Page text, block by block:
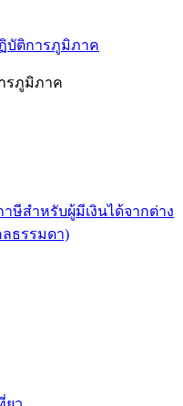
บัติการภูมิภาค
รภูมิภาค
ษีสำหรับผู้มีเงินได้จากต่าง
ธรรมดา)